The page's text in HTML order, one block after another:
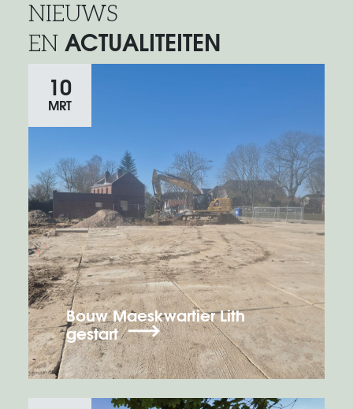
NIEUWS
EN ACTUALITEITEN
10
MRT
Bouw Maeskwartier Lith
gestart